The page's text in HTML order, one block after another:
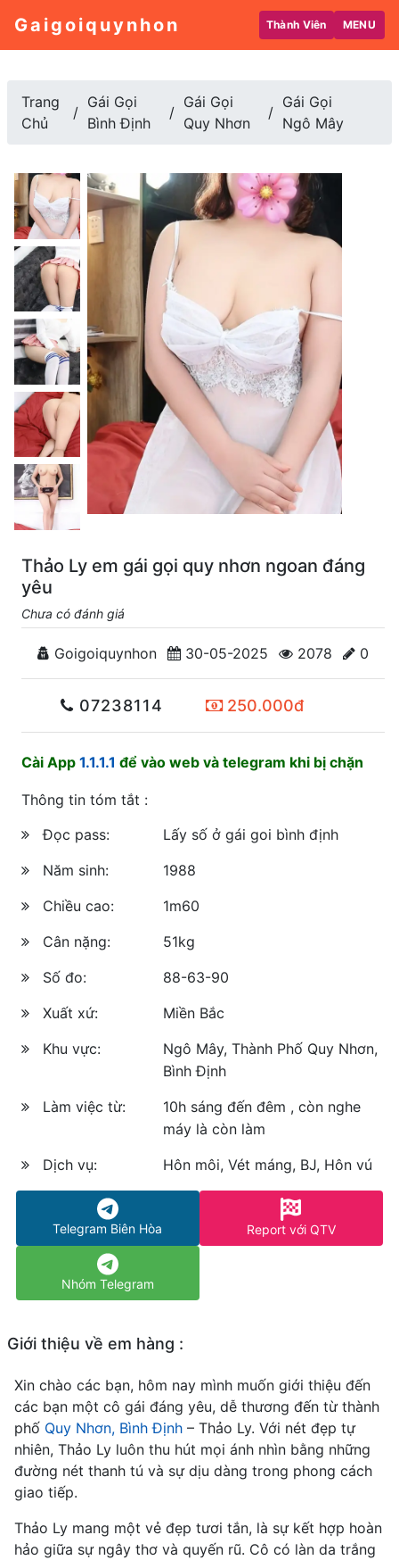
Gaigoiquynhon Thành Viên MENU
Trang
Chủ
Gái Gọi
Bình Định
Gái Gọi
Quy Nhơn
Gái Gọi
Ngô Mây
Thảo Ly em gái gọi quy nhơn ngoan đáng
yêu
Chưa có đánh giá
Goigoiquynhon 30-05-2025 2078 0
07238114 250.000đ
Cài App 1.1.1.1 để vào web và telegram khi bị chặn
Thông tin tóm tắt :
Đọc pass:
Lấy số ở gái goi bình định
Năm sinh:
1988
Chiều cao:
1m60
Cân nặng:
51kg
Số đo:
88-63-90
Xuất xứ:
Miền Bắc
Khu vực:
Ngô Mây, Thành Phố Quy Nhơn,
Bình Định
Làm việc từ:
10h sáng đến đêm , còn nghe
máy là còn làm
Dịch vụ:
Hôn môi, Vét máng, BJ, Hôn vú
Telegram Biên Hòa Report với QTV
Nhóm Telegram
Giới thiệu về em hàng :
Xin chào các bạn, hôm nay mình muốn giới thiệu đến
các bạn một cô gái đáng yêu, dễ thương đến từ thành
phố Quy Nhơn, Bình Định – Thảo Ly. Với nét đẹp tự
nhiên, Thảo Ly luôn thu hút mọi ánh nhìn bằng những
đường nét thanh tú và sự dịu dàng trong phong cách
giao tiếp.
Thảo Ly mang một vẻ đẹp tươi tắn, là sự kết hợp hoàn
hảo giữa sự ngây thơ và quyến rũ. Cô có làn da trắng